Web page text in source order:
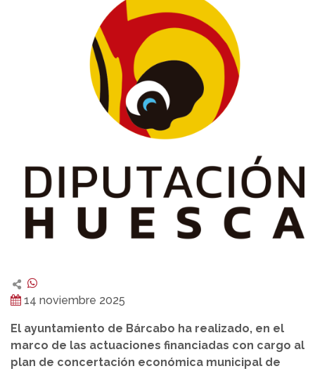
14 noviembre 2025
El ayuntamiento de Bárcabo ha realizado, en el
marco de las actuaciones financiadas con cargo al
plan de concertación económica municipal de